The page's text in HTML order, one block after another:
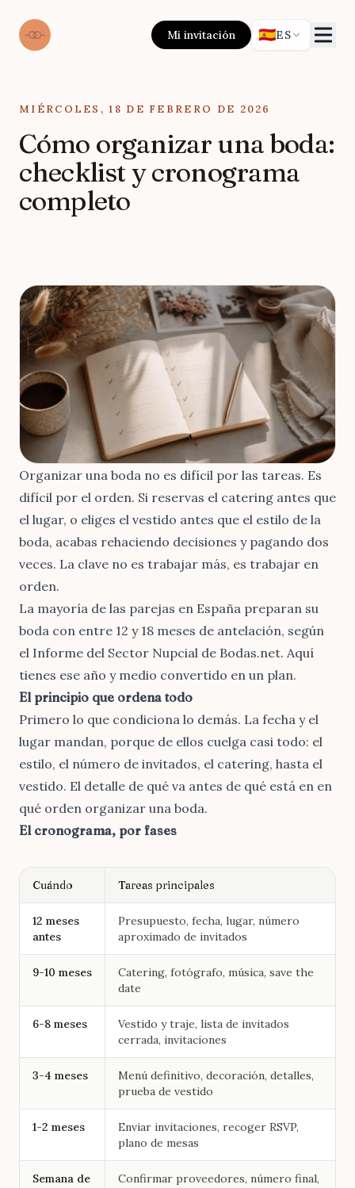
Mi invitación 🇪🇸ES
Updated on
MIÉRCOLES, 18 DE FEBRERO DE 2026
Cómo organizar una boda:
checklist y cronograma
completo
Organizar una boda no es difícil por las tareas. Es
difícil por el orden. Si reservas el catering antes que
el lugar, o eliges el vestido antes que el estilo de la
boda, acabas rehaciendo decisiones y pagando dos
veces. La clave no es trabajar más, es trabajar en
orden.
La mayoría de las parejas en España preparan su
boda con entre 12 y 18 meses de antelación, según
el Informe del Sector Nupcial de Bodas.net. Aquí
tienes ese año y medio convertido en un plan.
El principio que ordena todo
Primero lo que condiciona lo demás. La fecha y el
lugar mandan, porque de ellos cuelga casi todo: el
estilo, el número de invitados, el catering, hasta el
vestido. El detalle de qué va antes de qué está en en
qué orden organizar una boda.
El cronograma, por fases
Cuándo Tareas principales
12 meses
antes
Presupuesto, fecha, lugar, número
aproximado de invitados
9-10 meses
Catering, fotógrafo, música, save the
date
6-8 meses
Vestido y traje, lista de invitados
cerrada, invitaciones
3-4 meses
Menú definitivo, decoración, detalles,
prueba de vestido
1-2 meses
Enviar invitaciones, recoger RSVP,
plano de mesas
Semana de
Confirmar proveedores, número final,